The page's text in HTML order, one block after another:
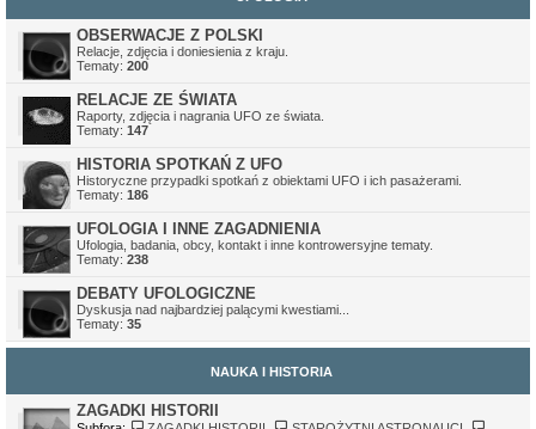
OBSERWACJE Z POLSKI
Relacje, zdjęcia i doniesienia z kraju.
Tematy: 200
RELACJE ZE ŚWIATA
Raporty, zdjęcia i nagrania UFO ze świata.
Tematy: 147
HISTORIA SPOTKAŃ Z UFO
Historyczne przypadki spotkań z obiektami UFO i ich pasażerami.
Tematy: 186
UFOLOGIA I INNE ZAGADNIENIA
Ufologia, badania, obcy, kontakt i inne kontrowersyjne tematy.
Tematy: 238
DEBATY UFOLOGICZNE
Dyskusja nad najbardziej palącymi kwestiami...
Tematy: 35
NAUKA I HISTORIA
ZAGADKI HISTORII